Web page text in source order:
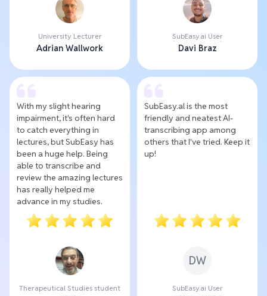
University Lecturer
Adrian Wallwork
SubEasy.ai User
Davi Braz
With my slight hearing
impairment, it's often hard
to catch everything in
lectures, but SubEasy has
been a huge help. Being
able to transcribe and
review the amazing lectures
has really helped me
advance in my studies.
Therapeutical Studies student
SubEasy.al is the most
friendly and neatest AI-
transcribing app among
others that I've tried. Keep it
up!
DW
SubEasy.ai User